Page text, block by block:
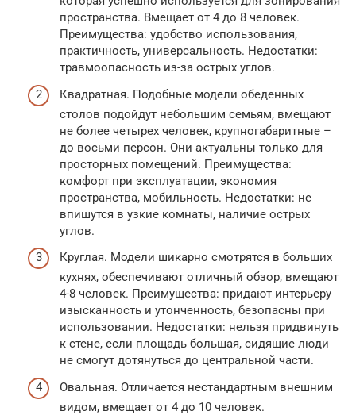
пространства. Вмещает от 4 до 8 человек.
Преимущества: удобство использования,
практичность, универсальность. Недостатки:
травмоопасность из-за острых углов.
Квадратная. Подобные модели обеденных
столов подойдут небольшим семьям, вмещают
не более четырех человек, крупногабаритные –
до восьми персон. Они актуальны только для
просторных помещений. Преимущества:
комфорт при эксплуатации, экономия
пространства, мобильность. Недостатки: не
впишутся в узкие комнаты, наличие острых
углов.
Круглая. Модели шикарно смотрятся в больших
кухнях, обеспечивают отличный обзор, вмещают
4-8 человек. Преимущества: придают интерьеру
изысканность и утонченность, безопасны при
использовании. Недостатки: нельзя придвинуть
к стене, если площадь большая, сидящие люди
не смогут дотянуться до центральной части.
Овальная. Отличается нестандартным внешним
видом, вмещает от 4 до 10 человек.